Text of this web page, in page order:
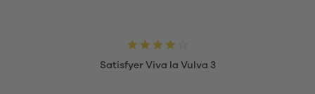
Satisfyer Viva la Vulva 3